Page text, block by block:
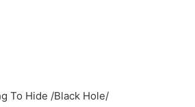
To Hide /Black Hole/